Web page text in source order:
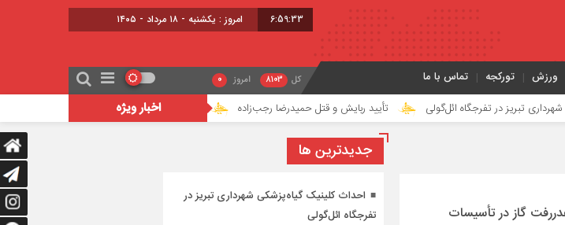
6:59:34 امروز : یکشنبه - ۱۸ مرداد - ۱۴۰۵
ورزش تورکجه تماس با ما کل 8103 امروز 0
اخبار ویژه در تفرجگاه ائل‌گولی تأیید ربایش و قتل حمیدرضا رجب‌زاده من یک خبرنگارم؛ یک زن، یک مادر…
گاز در تأسیسات
جديدترين ها
احداث کلینیک گیاه‌پزشکی شهرداری تبریز در
تفرجگاه ائل‌گولی